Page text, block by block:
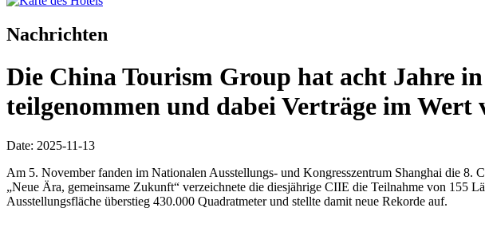
Nachrichten
Die China Tourism Group hat acht Jahre
teilgenommen und dabei Verträge im
Date: 2025-11-13
Am 5. November fanden im Nationalen Ausstellungs- und Kongresszentrum Shanghai die
„Neue Ära, gemeinsame Zukunft“ verzeichnete die diesjährige CIIE die Teilnahme von 155
Ausstellungsfläche überstieg 430.000 Quadratmeter und stellte damit neue Rekorde auf.